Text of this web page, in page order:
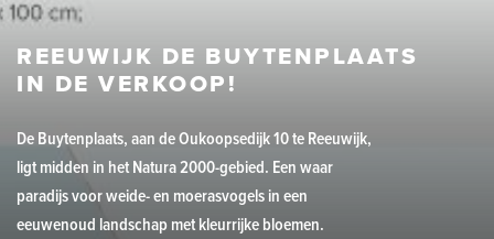
REEUWIJK DE BUYTENPLAATS
IN DE VERKOOP!
De Buytenplaats, aan de Oukoopsedijk 10 te Reeuwijk,
ligt midden in het Natura 2000-gebied. Een waar
paradijs voor weide- en moerasvogels in een
eeuwenoud landschap met kleurrijke bloemen.